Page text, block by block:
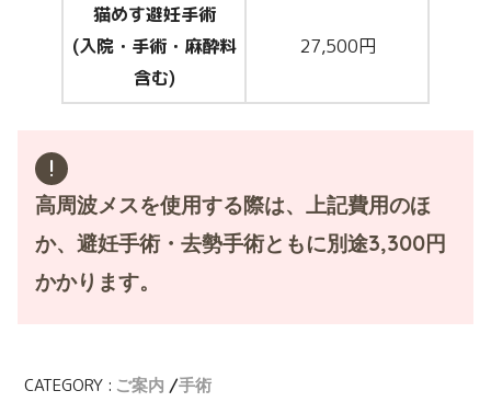
猫めす避妊手術
(入院・手術・麻酔料
含む)
27,500円
高周波メスを使用する際は、上記費用のほ
か、避妊手術・去勢手術ともに別途3,300円
かかります。
CATEGORY : ご案内 手術